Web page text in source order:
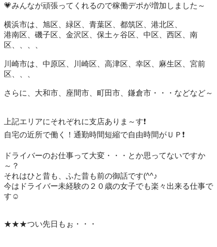
💗みんなが頑張ってくれるので稼働デポが増加しました～
横浜市は、旭区、緑区、青葉区、都筑区、港北区、
港南区、磯子区、金沢区、保土ヶ谷区、中区、西区、南
区、、、、
川崎市は、中原区、川崎区、高津区、幸区、麻生区、宮前
区、、、
さらに、大和市、座間市、町田市、鎌倉市・・・などなど～
上記エリアにそれぞれに支店ありま～す❗️
自宅の近所で働く！通勤時間短縮で自由時間がＵＰ❗️
ドライバーのお仕事って大変・・・とか思ってないですか
～？
それはひと昔も、ふた昔も前の御話です(^^♪
今はドライバー未経験の２０歳の女子でも楽々出来る仕事で
す☺
★★★つい先日もぉ・・・